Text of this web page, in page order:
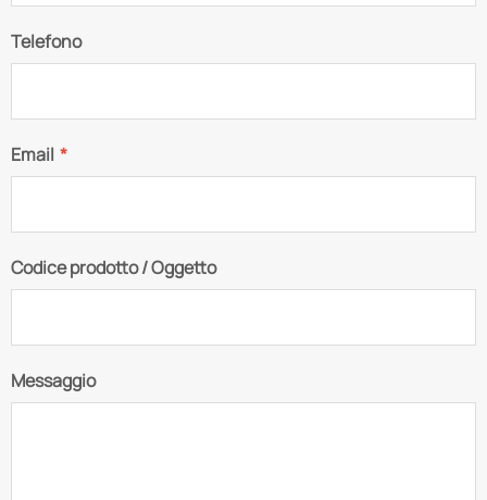
Telefono
Email *
Codice prodotto / Oggetto
Messaggio